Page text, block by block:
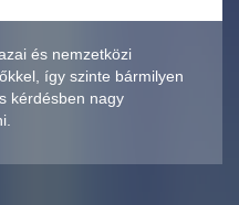
és nemzetközi
így szinte bármilyen
kérdésben nagy